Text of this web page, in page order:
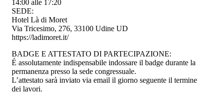
14:00 alle 17:20
SEDE:
Hotel Là di Moret
Via Tricesimo, 276, 33100 Udine UD
https://ladimoret.it/
BADGE E ATTESTATO DI PARTECIPAZIONE:
É assolutamente indispensabile indossare il badge durante la
permanenza presso la sede congressuale.
L’attestato sarà inviato via email il giorno seguente il termine
dei lavori.